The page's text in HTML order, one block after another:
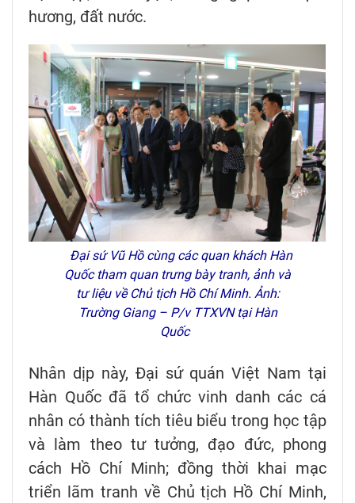
hương, đất nước.
Đại sứ Vũ Hồ cùng các quan khách Hàn
Quốc tham quan trưng bày tranh, ảnh và
tư liệu về Chủ tịch Hồ Chí Minh. Ảnh:
Trường Giang – P/v TTXVN tại Hàn
Quốc
Nhân dịp này, Đại sứ quán Việt Nam tại
Hàn Quốc đã tổ chức vinh danh các cá
nhân có thành tích tiêu biểu trong học tập
và làm theo tư tưởng, đạo đức, phong
cách Hồ Chí Minh; đồng thời khai mạc
triển lãm tranh về Chủ tịch Hồ Chí Minh,